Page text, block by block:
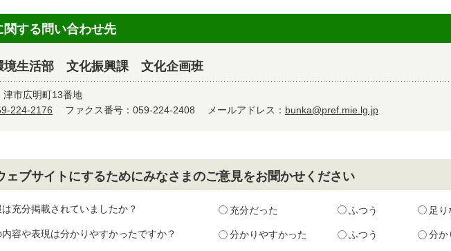
関する問い合わせ先
生活部 文化振興課 文化企画班
津市広明町13番地
224-2176 ファクス番号：059-224-2408 メールアドレス： bunka@pref.mie.lg.jp
ェブサイトにするためにみなさまのご意見をお聞かせください
充分掲載されていましたか？ 充分だった ふつう 足り
容や表現は分かりやすかったですか？ 分かりやすかった ふつう 分か